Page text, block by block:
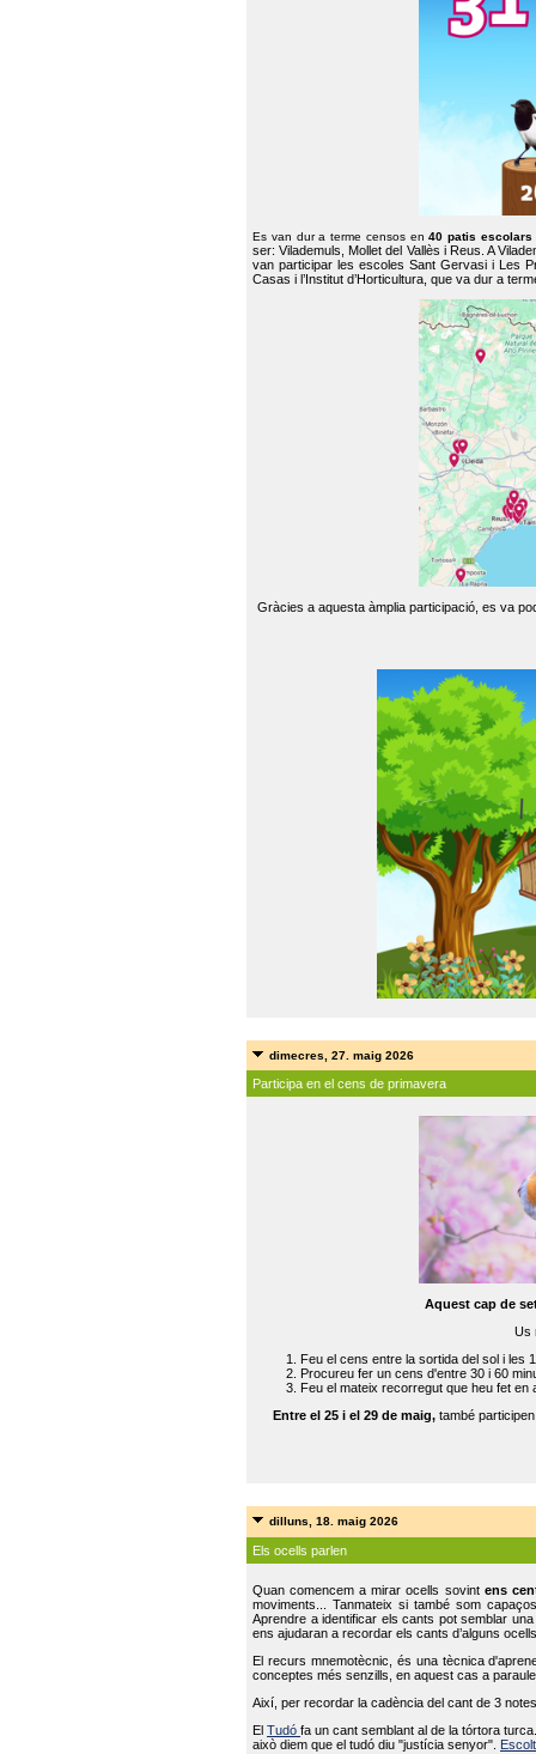
Es van dur a terme censos en40 patis escolars
ser: Vilademuls, Mollet del Vallès i Reus. A
van participar les escoles Sant Gervasi i Les
Casas i l’Institut d’Horticultura, que va dur a
Gràcies a aquesta àmplia participació, es va
dimecres, 27. maig 2026
Participa en el cens de primavera
Aquest cap de
Us
Feu el cens entre la sortida del sol i les
Procureu fer un cens d'entre 30 i 60
Feu el mateix recorregut que heu fet en
Entre el 25 i el 29 de maig, també
dilluns, 18. maig 2026
Els ocells parlen
Quan comencem a mirar ocells sovint ens
moviments... Tanmateix si també som
Aprendre a identificar els cants pot semblar
ens ajudaran a recordar els cants d’alguns
El recurs mnemotècnic, és una tècnica
conceptes més senzills, en aquest cas a
Així, per recordar la cadència del cant de 3
ElTudófa un cant semblant al de la tórtora
això diem que el tudó diu "justícia senyor".